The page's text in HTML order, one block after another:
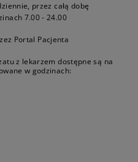
przez całą dobę
7.00 - 24.00
Portal Pacjenta
z lekarzem dostępne są na
w godzinach: